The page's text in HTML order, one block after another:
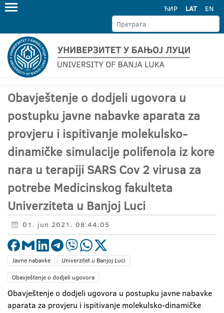
ЋИР LAT EN
Obavještenje o dodjeli ugovora u
postupku javne nabavke aparata za
provjeru i ispitivanje molekulsko-
dinamičke simulacije polifenola iz kore
nara u terapiji SARS Cov 2 virusa za
potrebe Medicinskog fakulteta
Univerziteta u Banjoj Luci
01. jun 2021. 08:44:05
Javne nabavke
Univerzitet u Banjoj Luci
Obavještenje o dodjeli ugovora
Obavještenje o dodjeli ugovora u postupku javne nabavke
aparata za provjeru i ispitivanje molekulsko-dinamičke